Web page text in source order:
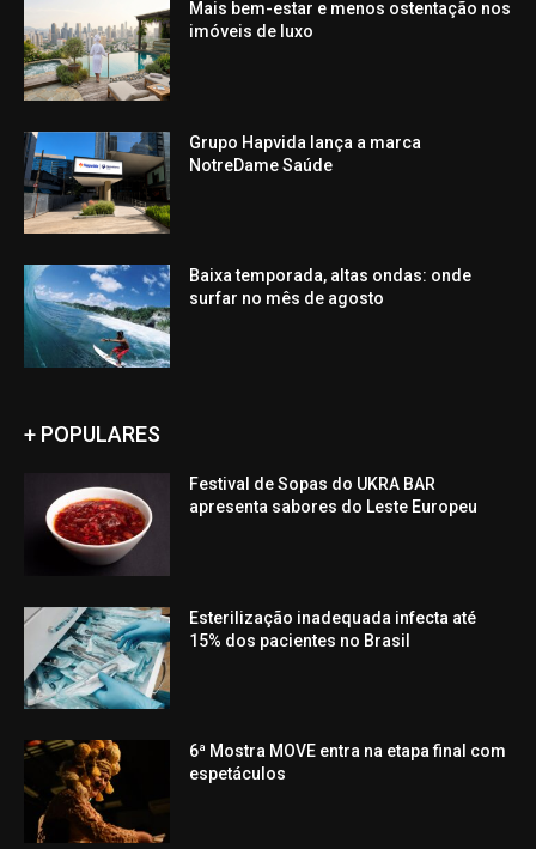
Mais bem-estar e menos ostentação nos
imóveis de luxo
Grupo Hapvida lança a marca
NotreDame Saúde
Baixa temporada, altas ondas: onde
surfar no mês de agosto
+ POPULARES
Festival de Sopas do UKRA BAR
apresenta sabores do Leste Europeu
Esterilização inadequada infecta até
15% dos pacientes no Brasil
6ª Mostra MOVE entra na etapa final com
espetáculos